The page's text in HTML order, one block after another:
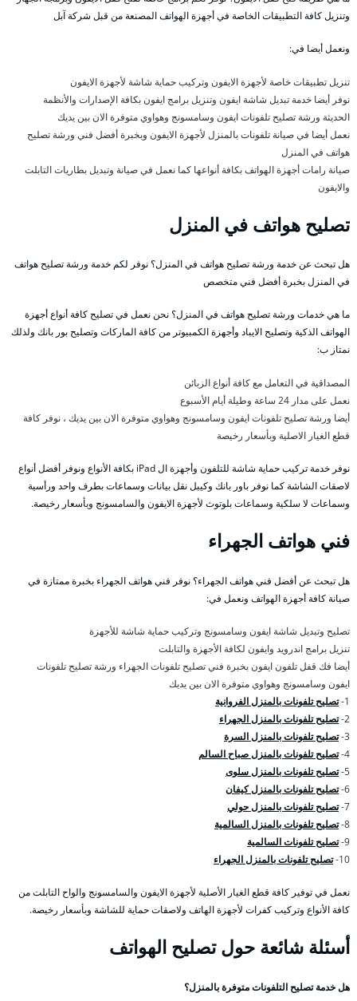
وتنزيل كافة التطبيقات الخاصة في أجهزة الهواتف المصنعة من قبل شركة آبل
ونعمل أيضا في:
تنزيل تطبيقات خاصة لأجهزة الايفون وتركيب حماية شاشة لأجهزة الايفون
نوفر أيضا خدمة تبديل شاشة ايفون وتنزيل برامج ايفون بكافة الإصدارات والأنظمة
الحديثة ورشة تصليح تلفونات ايفون وسامسونج وهواوي متوفرة الان بين يديك
نعمل أيضا في صيانة تلفونات بالمنزل لأجهزة الايفون وبخبرة أفضل فني ورشة تصليح
هواتف في المنزل
صيانة رامات أجهزة الهواتف بكافة أنواعها كما نعمل في صيانة وتبديل بطاريات التابلت
والايفون
تصليح هواتف في المنزل
هل تبحث عن خدمة ورشة تصليح هواتف في المنزل؟ نوفر لكم خدمة ورشة تصليح هواتف
في المنزل بخبرة أفضل فني متخصص
ما هي خدمات ورشة تصليح هواتف في المنزل؟ نحن نعمل في تصليح كافة أنواع أجهزة
الهواتف الذكية وتصليح الايباد وأجهزة الكمبيوتر من كافة الماركات وتصليح بور بانك ولذلك
نمتاز ب:
المصداقية في التعامل مع كافة أنواع الزبائن
نعمل على مدار 24 ساعة وطيلة أيام الأسبوع
أيضا ورشة تصليح تلفونات ايفون وسامسونج وهواوي متوفرة الان بين يديك ، نوفر كافة
قطع الغيار الاصلية وبأسعار رخيصة
نوفر خدمة تركيب حماية شاشة للتلفون وأجهزة ال iPad بكافة الأنواع ونوفر أفضل أنواع
لاصقات الشاشة كما نوفر باور بانك وكيبل نقل بيانات وسماعات بطرف واحد ورأسية
وسماعات لا سلكية وسماعات بلوتوث لأجهزة الايفون والسامسونج وبأسعار رخيصة.
فني هواتف الجهراء
هل تبحث عن أفضل فني هواتف الجهراء؟ نوفر فني هواتف الجهراء بخبرة ممتازة في
صيانة كافة أجهزة الهواتف ونعمل في:
تصليح وتبديل شاشة ايفون وسامسونج وتركيب حماية شاشة للأجهزة
تنزيل برامج اندرويد وايفون لكافة الأجهزة والتابلت
أيضا فك قفل تلفون ايفون بخبرة فني تصليح تلفونات الجهراء ورشة تصليح تلفونات
ايفون وسامسونج وهواوي متوفرة الان بين يديك
1- تصليح تلفونات بالمنزل الفروانية
2- تصليح تلفونات بالمنزل الجهراء
3- تصليح تلفونات بالمنزل السرة
4- تصليح تلفونات بالمنزل صباح السالم
5- تصليح تلفونات بالمنزل سلوى
6- تصليح تلفونات بالمنزل كيفان
7- تصليح تلفونات بالمنزل حولي
8- تصليح تلفونات بالمنزل السالمية
9- تصليح تلفونات السالمية
10- تصليح تلفونات بالمنزل الجهراء
نعمل في توفير كافة قطع الغيار الأصلية لأجهزة الايفون والسامسونج والواح التابلت من
كافة الأنواع وتركيب كفرات لأجهزة الهاتف ولاصقات حماية للشاشة وبأسعار رخيصة.
أسئلة شائعة حول تصليح الهواتف
هل خدمة تصليح التلفونات متوفرة بالمنزل؟